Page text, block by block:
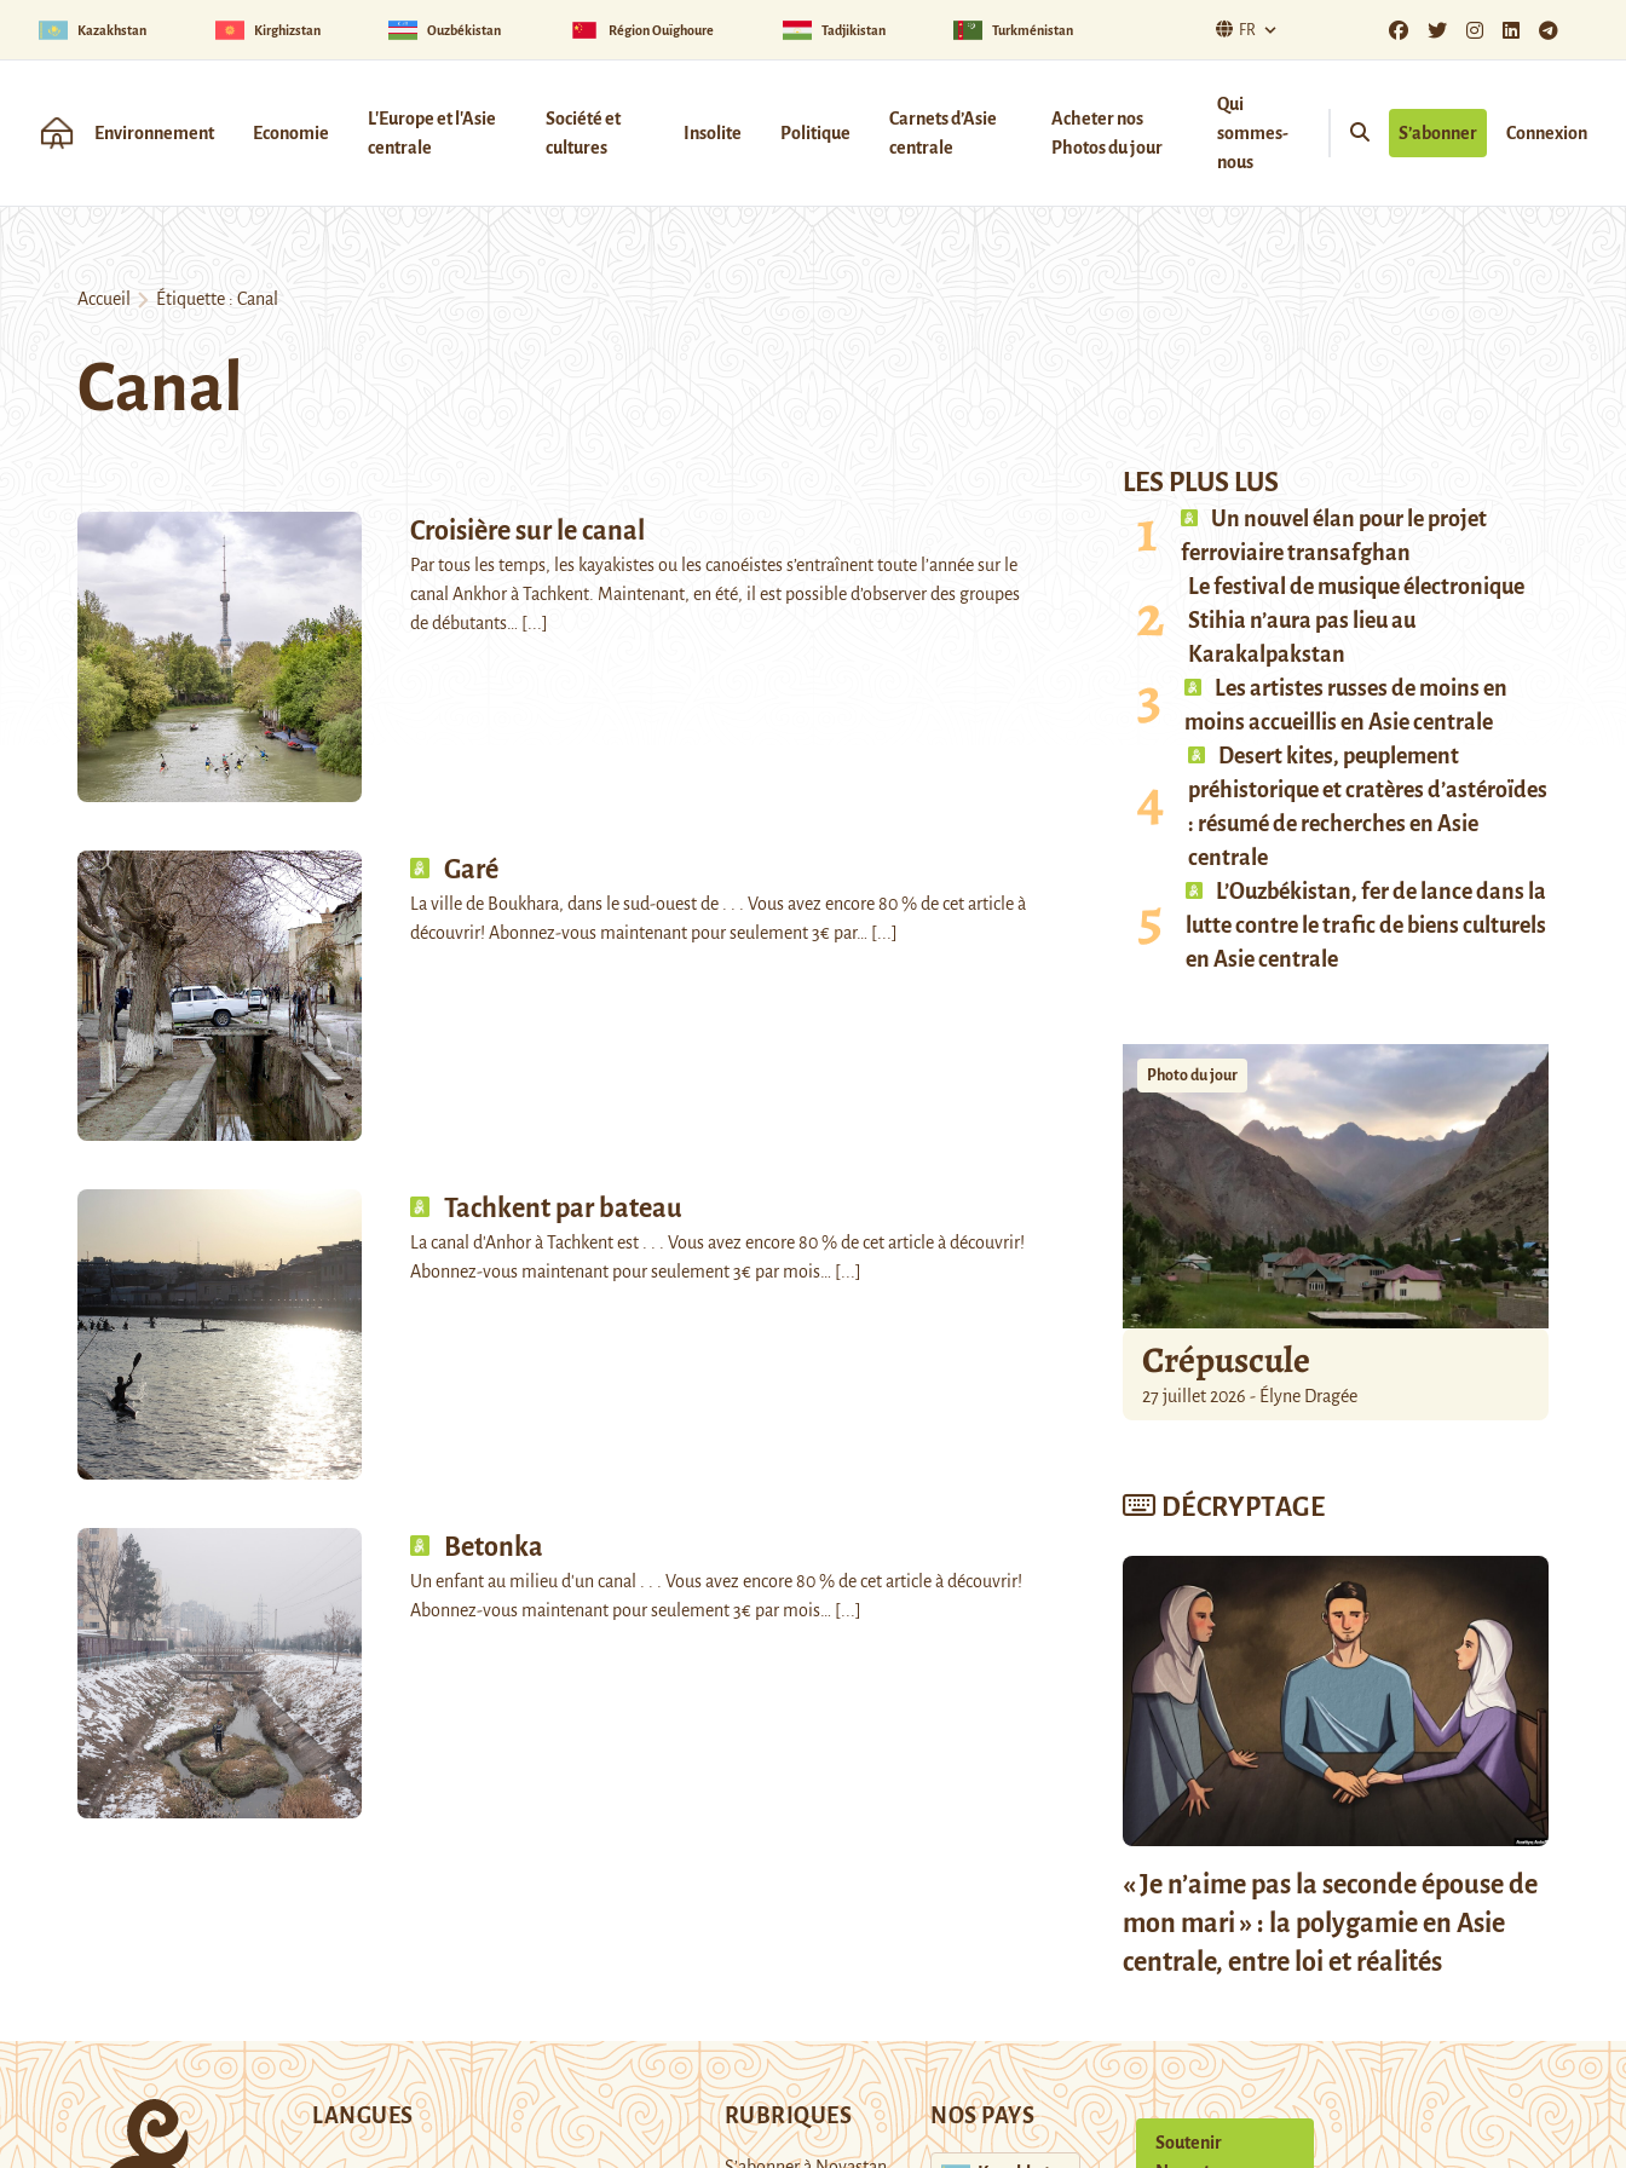
Kazakhstan Kirghizstan Ouzbékistan Région Ouïghoure Tadjikistan Turkménistan FR
Environnement Economie
L'Europe et l'Asie
centrale
Société et
cultures
Insolite Politique
Carnets d’Asie
centrale
Acheter nos
Photos du jour
Qui
sommes-
nous
S’abonner Connexion
Accueil Étiquette : Canal
Canal
Croisière sur le canal
Par tous les temps, les kayakistes ou les canoéistes s’entraînent toute l’année sur le
canal Ankhor à Tachkent. Maintenant, en été, il est possible d’observer des groupes
de débutants…
[...]
Garé
La ville de Boukhara, dans le sud-ouest de . . . Vous avez encore 80 % de cet article à
découvrir! Abonnez-vous maintenant pour seulement 3€ par…
[...]
Tachkent par bateau
La canal d'Anhor à Tachkent est . . . Vous avez encore 80 % de cet article à découvrir!
Abonnez-vous maintenant pour seulement 3€ par mois…
[...]
Betonka
Un enfant au milieu d'un canal . . . Vous avez encore 80 % de cet article à découvrir!
Abonnez-vous maintenant pour seulement 3€ par mois…
[...]
LES PLUS LUS
Un nouvel élan pour le projet
ferroviaire transafghan
Le festival de musique électronique
Stihia n’aura pas lieu au
Karakalpakstan
Les artistes russes de moins en
moins accueillis en Asie centrale
Desert kites, peuplement
préhistorique et cratères d’astéroïdes
: résumé de recherches en Asie
centrale
L’Ouzbékistan, fer de lance dans la
lutte contre le trafic de biens culturels
en Asie centrale
Photo du jour
Crépuscule
27 juillet 2026 - Élyne Dragée
DÉCRYPTAGE
« Je n’aime pas la seconde épouse de
mon mari » : la polygamie en Asie
centrale, entre loi et réalités
LANGUES RUBRIQUES NOS PAYS
Soutenir